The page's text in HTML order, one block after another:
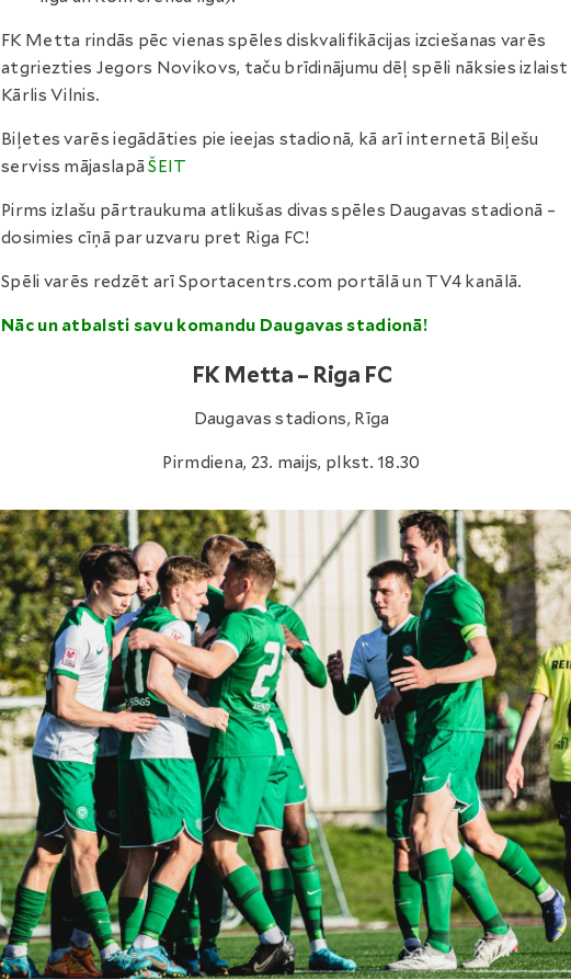
FK Metta rindās pēc vienas spēles diskvalifikācijas izciešanas varēs
atgriezties Jegors Novikovs, taču brīdinājumu dēļ spēli nāksies izlaist
Kārlis Vilnis.
Biļetes varēs iegādāties pie ieejas stadionā, kā arī internetā Biļešu
serviss mājaslapāŠEIT
Pirms izlašu pārtraukuma atlikušas divas spēles Daugavas stadionā –
dosimies cīņā par uzvaru pret Riga FC!
Spēli varēs redzēt arī Sportacentrs.com portālā un TV4 kanālā.
Nāc un atbalsti savu komandu Daugavas stadionā!
FK Metta – Riga FC
Daugavas stadions, Rīga
Pirmdiena, 23. maijs, plkst. 18.30